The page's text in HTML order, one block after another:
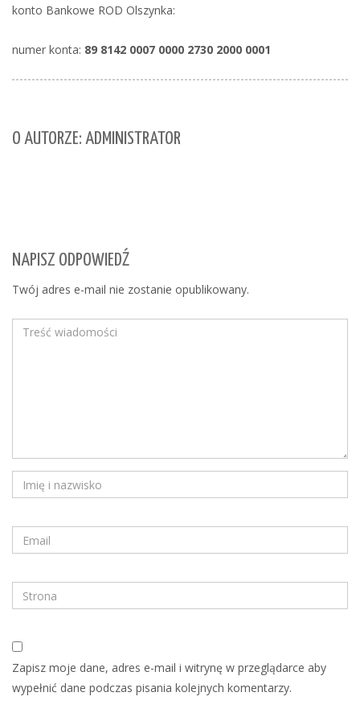
konto Bankowe ROD Olszynka:
numer konta: 89 8142 0007 0000 2730 2000 0001
O AUTORZE: ADMINISTRATOR
NAPISZ ODPOWIEDŹ
Twój adres e-mail nie zostanie opublikowany.
Zapisz moje dane, adres e-mail i witrynę w przeglądarce aby
wypełnić dane podczas pisania kolejnych komentarzy.